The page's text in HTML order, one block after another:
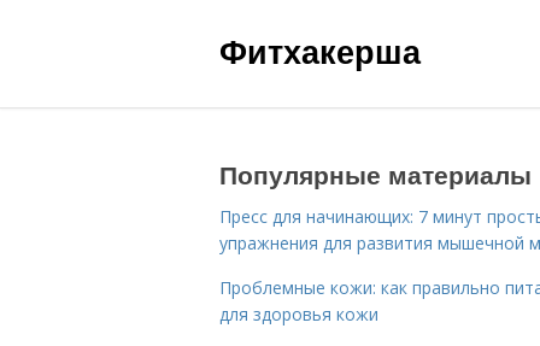
Фитхакерша
Популярные материалы
Пресс для начинающих: 7 минут
упражнения для развития мышечной
Проблемные кожи: как правильно
для здоровья кожи